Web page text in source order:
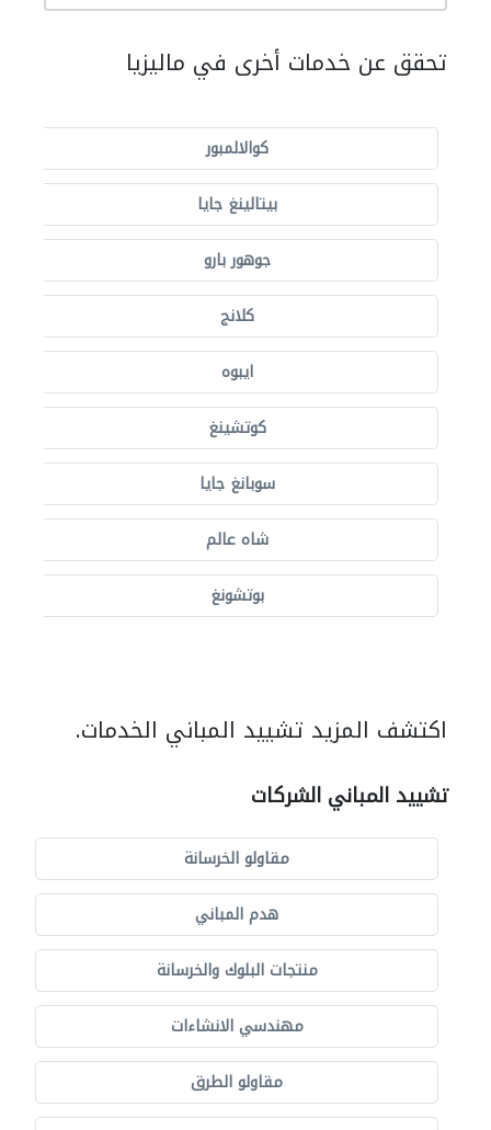
تحقق عن خدمات أخرى في ماليزيا
كوالالمبور
بيتالينغ جايا
جوهور بارو
كلانج
ايبوه
كوتشينغ
سوبانغ جايا
شاه عالم
بوتشونغ
اكتشف المزيد تشييد المباني الخدمات.
تشييد المباني الشركات
مقاولو الخرسانة
هدم المباني
منتجات البلوك والخرسانة
مهندسي الانشاءات
مقاولو الطرق